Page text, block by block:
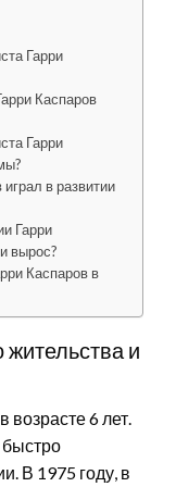
Гарри
Каспаров
Гарри
в развитии
Гарри
вырос?
Каспаров в
и
возрасте 6 лет.
В 1975 году, в